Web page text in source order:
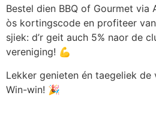
Bestel dien BBQ of Gourmet via
òs kortingscode en profiteer
sjiek: d’r geit auch 5% naor de
vereniging! 💪
Lekker genieten én taegeliek de
Win-win! 🎉